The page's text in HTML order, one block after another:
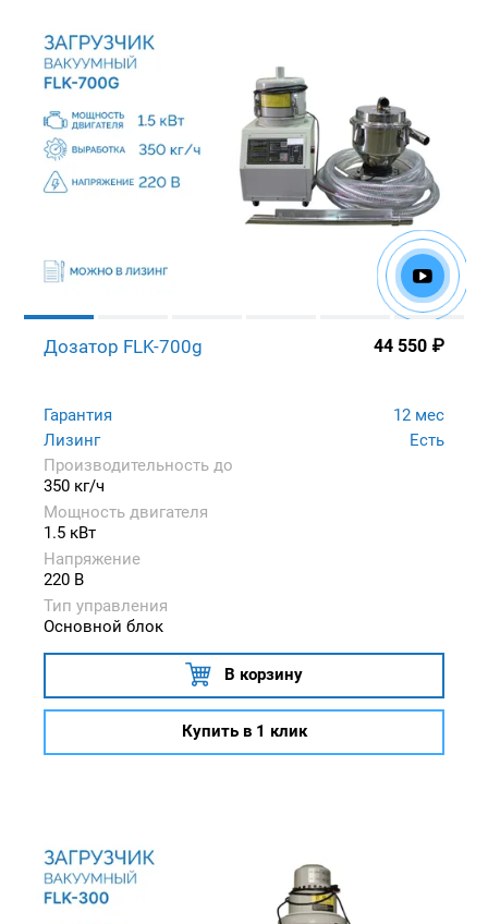
Дозатор FLK-700g 44 550 ₽
Гарантия
12 мес
Лизинг
Есть
Производительность до
350 кг/ч
Мощность двигателя
1.5 кВт
Напряжение
220 В
Тип управления
Основной блок
В корзину
Купить в 1 клик